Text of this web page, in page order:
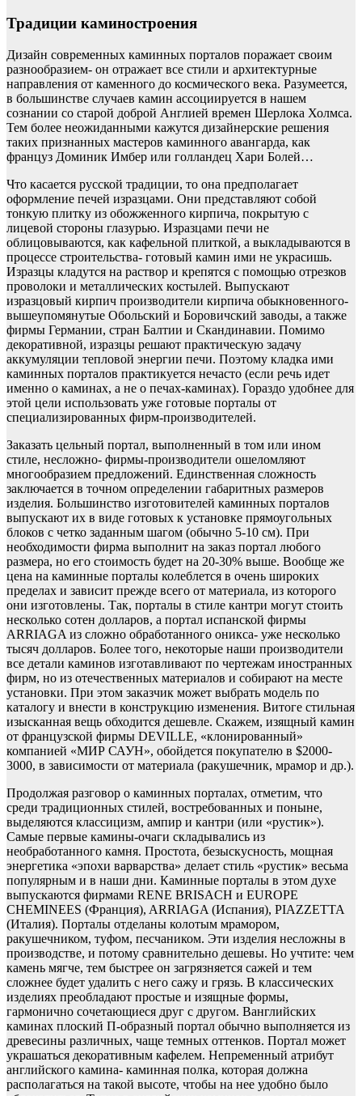
Традиции каминостроения
Дизайн современных каминных порталов поражает своим
разнообразием- он отражает все стили и архитектурные
направления от каменного до космического века. Разумеется,
в большинстве случаев камин ассоциируется в нашем
сознании со старой доброй Англией времен Шерлока Холмса.
Тем более неожиданными кажутся дизайнерские решения
таких признанных мастеров каминного авангарда, как
француз Доминик Имбер или голландец Хари Болей…
Что касается русской традиции, то она предполагает
оформление печей изразцами. Они представляют собой
тонкую плитку из обожженного кирпича, покрытую с
лицевой стороны глазурью. Изразцами печи не
облицовываются, как кафельной плиткой, а выкладываются в
процессе строительства- готовый камин ими не украсишь.
Изразцы кладутся на раствор и крепятся с помощью отрезков
проволоки и металлических костылей. Выпускают
изразцовый кирпич производители кирпича обыкновенного-
вышеупомянутые Обольский и Боровичский заводы, а также
фирмы Германии, стран Балтии и Скандинавии. Помимо
декоративной, изразцы решают практическую задачу
аккумуляции тепловой энергии печи. Поэтому кладка ими
каминных порталов практикуется нечасто (если речь идет
именно о каминах, а не о печах-каминах). Гораздо удобнее для
этой цели использовать уже готовые порталы от
специализированных фирм-производителей.
Заказать цельный портал, выполненный в том или ином
стиле, несложно- фирмы-производители ошеломляют
многообразием предложений. Единственная сложность
заключается в точном определении габаритных размеров
изделия. Большинство изготовителей каминных порталов
выпускают их в виде готовых к установке прямоугольных
блоков с четко заданным шагом (обычно 5-10 см). При
необходимости фирма выполнит на заказ портал любого
размера, но его стоимость будет на 20-30% выше. Вообще же
цена на каминные порталы колеблется в очень широких
пределах и зависит прежде всего от материала, из которого
они изготовлены. Так, порталы в стиле кантри могут стоить
несколько сотен долларов, а портал испанской фирмы
ARRIAGA из сложно обработанного оникса- уже несколько
тысяч долларов. Более того, некоторые наши производители
все детали каминов изготавливают по чертежам иностранных
фирм, но из отечественных материалов и собирают на месте
установки. При этом заказчик может выбрать модель по
каталогу и внести в конструкцию изменения. Витоге стильная
изысканная вещь обходится дешевле. Скажем, изящный камин
от французской фирмы DEVILLE, «клонированный»
компанией «МИР САУН», обойдется покупателю в $2000-
3000, в зависимости от материала (ракушечник, мрамор и др.).
Продолжая разговор о каминных порталах, отметим, что
среди традиционных стилей, востребованных и поныне,
выделяются классицизм, ампир и кантри (или «рустик»).
Самые первые камины-очаги складывались из
необработанного камня. Простота, безыскусность, мощная
энергетика «эпохи варварства» делает стиль «рустик» весьма
популярным и в наши дни. Каминные порталы в этом духе
выпускаются фирмами RENE BRISACH и EUROPE
CHEMINEES (Франция), ARRIAGA (Испания), PIAZZETTA
(Италия). Порталы отделаны колотым мрамором,
ракушечником, туфом, песчаником. Эти изделия несложны в
производстве, и потому сравнительно дешевы. Но учтите: чем
камень мягче, тем быстрее он загрязняется сажей и тем
сложнее будет удалить с него сажу и грязь. В классических
изделиях преобладают простые и изящные формы,
гармонично сочетающиеся друг с другом. Ванглийских
каминах плоский П-образный портал обычно выполняется из
древесины различных, чаще темных оттенков. Портал может
украшаться декоративным кафелем. Непременный атрибут
английского камина- каминная полка, которая должна
располагаться на такой высоте, чтобы на нее удобно было